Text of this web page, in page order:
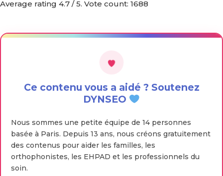
Average rating 4.7 / 5. Vote count: 1688
Ce contenu vous a aidé ? Soutenez
DYNSEO
Nous sommes une petite équipe de 14 personnes
basée à Paris. Depuis 13 ans, nous créons gratuitement
des contenus pour aider les familles, les
orthophonistes, les EHPAD et les professionnels du
soin.